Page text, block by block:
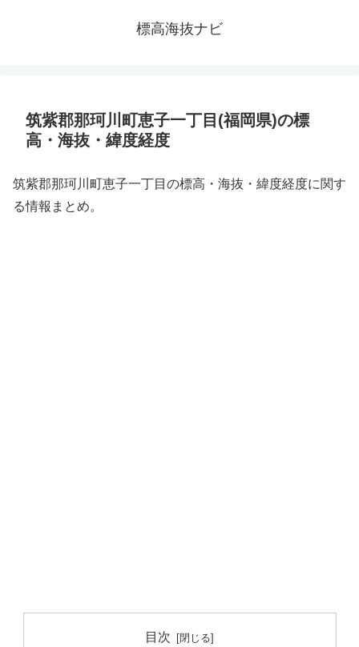
標高海抜ナビ
筑紫郡那珂川町恵子一丁目(福岡県)の標
高・海抜・緯度経度
筑紫郡那珂川町恵子一丁目の標高・海抜・緯度経度に関す
る情報まとめ。
目次